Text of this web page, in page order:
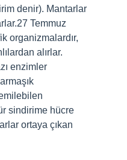
denir). Mantarlar
Temmuz
organizmalardır,
alırlar.
enzimler
sindirime hücre
ortaya çıkan